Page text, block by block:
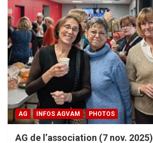
AG INFOS AGVAM PHOTOS
AG de l’association (7 nov. 2025)